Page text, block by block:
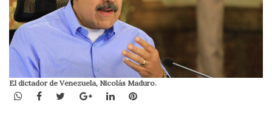
El dictador de Venezuela, Nicolás Maduro.
WhatsApp
Facebook
TwitterGoogle+LinkedInPinterest